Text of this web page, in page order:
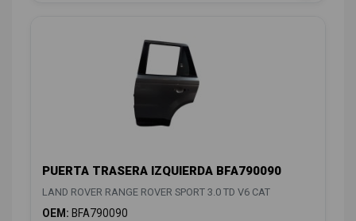
PUERTA TRASERA IZQUIERDA BFA790090
LAND ROVER RANGE ROVER SPORT 3.0 TD V6 CAT
OEM: BFA790090